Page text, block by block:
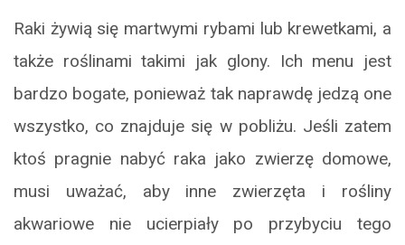
Raki żywią się martwymi rybami lub krewetkami, a
także roślinami takimi jak glony. Ich menu jest
bardzo bogate, ponieważ tak naprawdę jedzą one
wszystko, co znajduje się w pobliżu. Jeśli zatem
ktoś pragnie nabyć raka jako zwierzę domowe,
musi uważać, aby inne zwierzęta i rośliny
akwariowe nie ucierpiały po przybyciu tego